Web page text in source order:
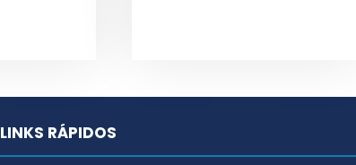
LINKS RÁPIDOS